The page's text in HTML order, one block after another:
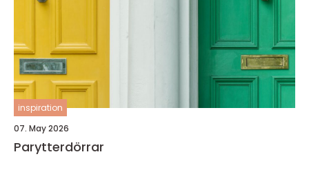
inspiration
07. May 2026
Parytterdörrar